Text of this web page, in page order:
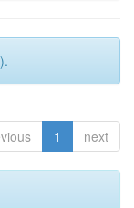
1 next